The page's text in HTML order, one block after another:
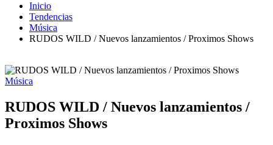
Inicio
Tendencias
Música
RUDOS WILD / Nuevos lanzamientos / Proximos Shows
Publicado
Música
RUDOS WILD / Nuevos lanzamientos /
Proximos Shows